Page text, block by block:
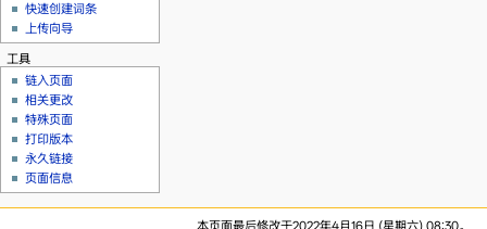
快速创建词条
上传向导
工具
链入页面
相关更改
特殊页面
打印版本
永久链接
页面信息
本页面最后修改于2022年4月16日 (星期六) 08:30。